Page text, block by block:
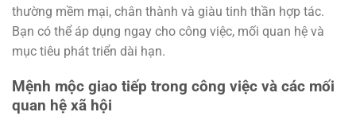
thường mềm mại, chân thành và giàu tinh thần hợp tác.
Bạn có thể áp dụng ngay cho công việc, mối quan hệ và
mục tiêu phát triển dài hạn.
Mệnh mộc giao tiếp trong công việc và các mối
quan hệ xã hội